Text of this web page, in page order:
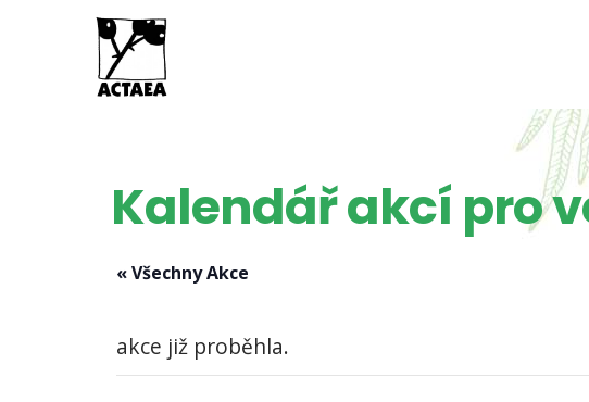
Kalendář akcí pro
« Všechny Akce
akce již proběhla.